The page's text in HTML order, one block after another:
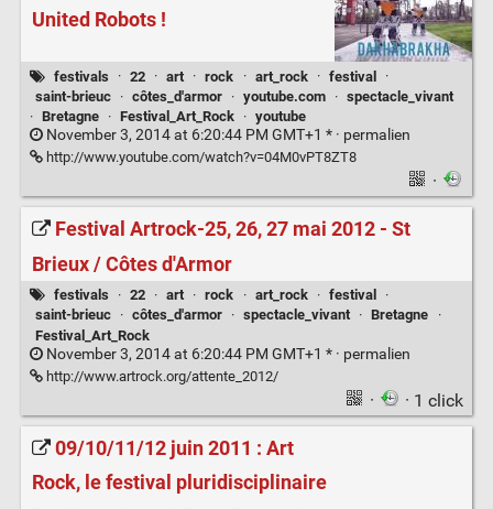
United Robots !
festivals · 22 · art · rock · art_rock · festival
·
saint-brieuc
· côtes_d'armor · youtube.com · spectacle_vivant
· Bretagne · Festival_Art_Rock · youtube
November 3, 2014 at 6:20:44 PM GMT+1 * · permalien
http://www.youtube.com/watch?v=04M0vPT8ZT8
·
Festival Artrock-25, 26, 27 mai 2012 - St
Brieux / Côtes d'Armor
festivals · 22 · art · rock · art_rock · festival
·
saint-brieuc
· côtes_d'armor · spectacle_vivant · Bretagne
·
Festival_Art_Rock
November 3, 2014 at 6:20:44 PM GMT+1 * · permalien
http://www.artrock.org/attente_2012/
· · 1 click
09/10/11/12 juin 2011 : Art
Rock, le festival pluridisciplinaire